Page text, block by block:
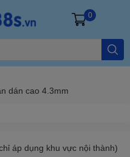
0
dán cao 4.3mm
áp dụng khu vực nội thành)